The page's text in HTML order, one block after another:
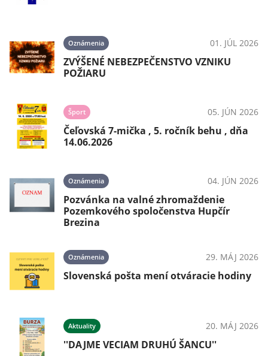
Oznámenia 01. JÚL 2026
ZVÝŠENÉ NEBEZPEČENSTVO VZNIKU
POŽIARU
Šport 05. JÚN 2026
Čeľovská 7-mička , 5. ročník behu , dňa
14.06.2026
Oznámenia 04. JÚN 2026
Pozvánka na valné zhromaždenie
Pozemkového spoločenstva Hupčír
Brezina
Oznámenia 29. MÁJ 2026
Slovenská pošta mení otváracie hodiny
Aktuality 20. MÁJ 2026
''DAJME VECIAM DRUHÚ ŠANCU''